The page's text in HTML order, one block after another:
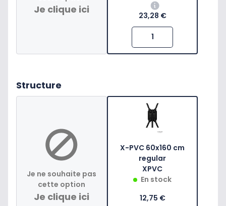
Je clique ici 23,28 €
Structure
Je ne souhaite pas
cette option
Je clique ici
X-PVC 60x160 cm
regular
XPVC
En stock
12,75 €